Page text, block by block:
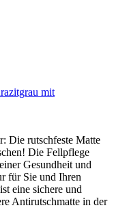
mit
Die rutschfeste Matte
Die Fellpflege
Gesundheit und
für Sie und Ihren
eine sichere und
Antirutschmatte in der